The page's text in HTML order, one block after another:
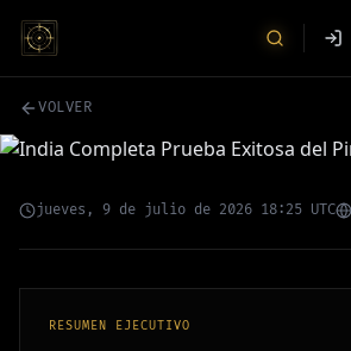
VOLVER
India Completa
Exitosa del Pinaka
jueves, 9 de julio de 2026 18:25 UTC
RESUMEN EJECUTIVO